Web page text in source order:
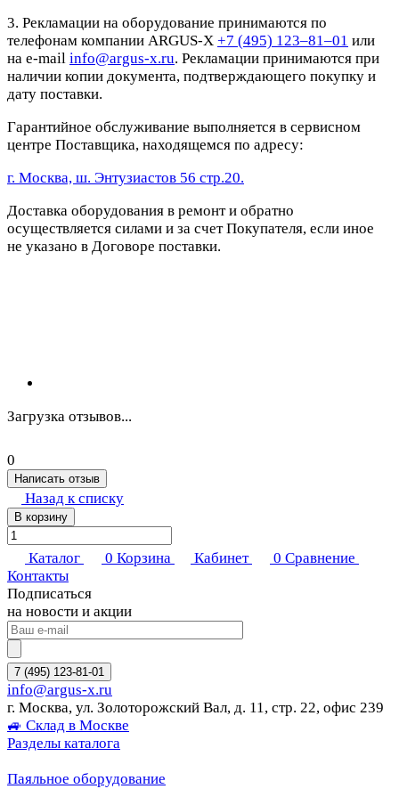
3. Рекламации на оборудование принимаются по
телефонам компании ARGUS-X +7 (495) 123–81–01 или
на e-mail info@argus-x.ru. Рекламации принимаются при
наличии копии документа, подтверждающего покупку и
дату поставки.
Гарантийное обслуживание выполняется в сервисном
центре Поставщика, находящемся по адресу:
г. Москва, ш. Энтузиастов 56 стр.20.
Доставка оборудования в ремонт и обратно
осуществляется силами и за счет Покупателя, если иное
не указано в Договоре поставки.
Загрузка отзывов...
0
Написать отзыв
Назад к списку
В корзину
Каталог 0 Корзина Кабинет 0 Сравнение
Контакты
Подписаться
на новости и акции
7 (495) 123-81-01
info@argus-x.ru
г. Москва, ул. Золоторожский Вал, д. 11, стр. 22, офис 239
🚙 Склад в Москве
Разделы каталога
Паяльное оборудование